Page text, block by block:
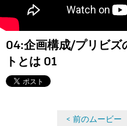
3DCGとは
建築・製造
Flow Production Tracking（旧ShotGrid）
04:企画構成/プリビズ
トとは 01
< 前のムービー